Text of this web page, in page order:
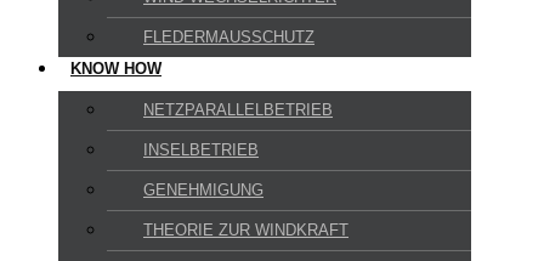
FLEDERMAUSSCHUTZ
KNOW HOW
NETZPARALLELBETRIEB
INSELBETRIEB
GENEHMIGUNG
THEORIE ZUR WINDKRAFT